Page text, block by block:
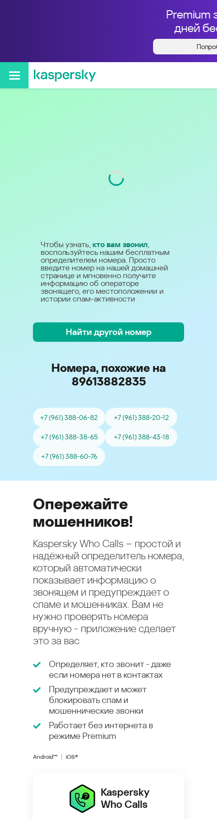
Premium
дней
Кто звонил с номера
+79613882835
Чтобы узнать, кто вам звонил,
воспользуйтесь нашим бесплатным
определителем номера. Просто
введите номер на нашей домашней
странице и мгновенно получите
информацию об операторе
звонящего, его местоположении и
истории спам-активности
Найти другой номер
Номера, похожие на
89613882835
+7 (961) 388-06-82 +7 (961) 388-20-12
+7 (961) 388-38-65 +7 (961) 388-43-18
+7 (961) 388-60-76
Опережайте
мошенников!
Kaspersky Who Calls – простой и
надёжный определитель номера,
который автоматически
показывает информацию о
звонящем и предупреждает о
спаме и мошенниках. Вам не
нужно проверять номера
вручную - приложение сделает
это за вас
Определяет, кто звонит - даже
если номера нет в контактах
Предупреждает и может
блокировать спам и
мошеннические звонки
Работает без интернета в
режиме Premium
Android™ iOS®
Kaspersky
Who Calls